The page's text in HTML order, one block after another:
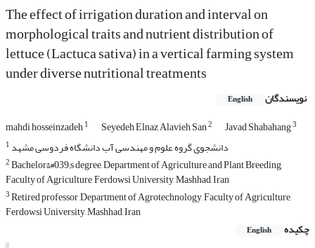
The effect of irrigation duration and interval on
morphological traits and nutrient distribution of
lettuce (Lactuca sativa) in a vertical farming system
under diverse nutritional treatments
نویسندگان English
mahdi hosseinzadeh1 Seyedeh Elnaz Alavieh San2 Javad Shabahang3
1 دانشجوی گروه علوم و مهندسی آب دانشگاه فردوسی مشهد
2Bachelor&#039;s degree, Department of Agriculture and Plant Breeding,
Faculty of Agriculture, Ferdowsi University, Mashhad, Iran
3Retired professor, Department of Agrotechnology, Faculty of Agriculture,
Ferdowsi University, Mashhad, Iran
چکیده
English